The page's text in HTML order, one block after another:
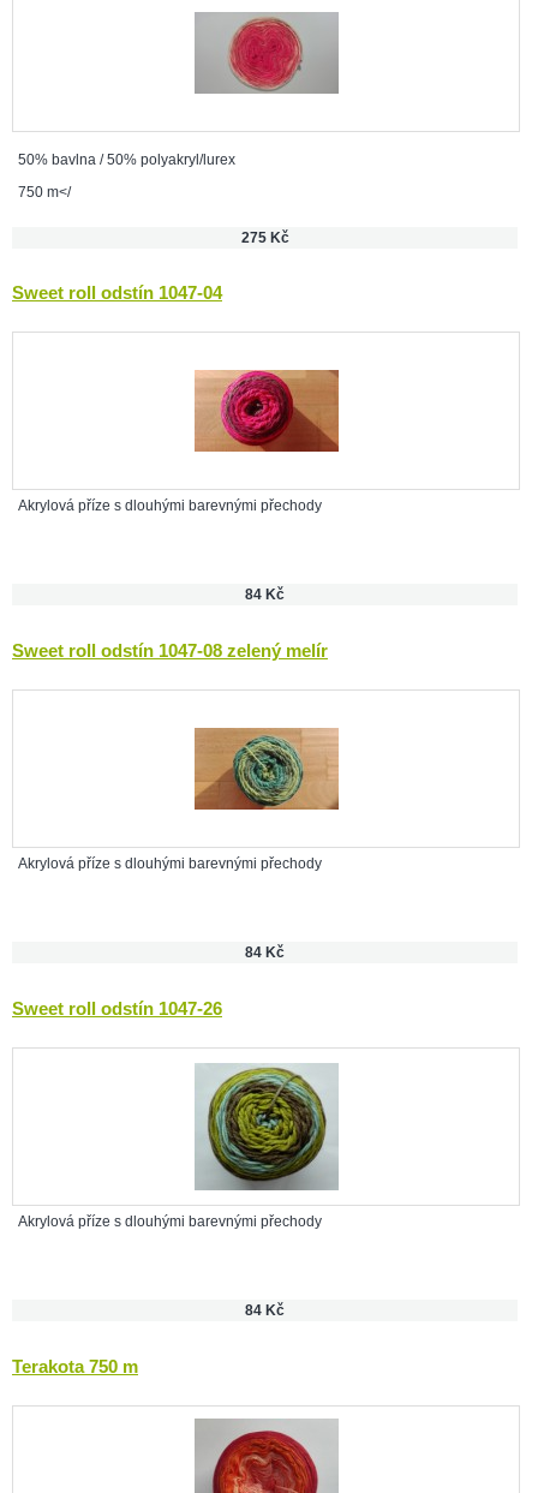
50% bavlna / 50% polyakryl/lurex
750 m</
275 Kč
Sweet roll odstín 1047-04
Akrylová příze s dlouhými barevnými přechody
84 Kč
Sweet roll odstín 1047-08 zelený melír
Akrylová příze s dlouhými barevnými přechody
84 Kč
Sweet roll odstín 1047-26
Akrylová příze s dlouhými barevnými přechody
84 Kč
Terakota 750 m